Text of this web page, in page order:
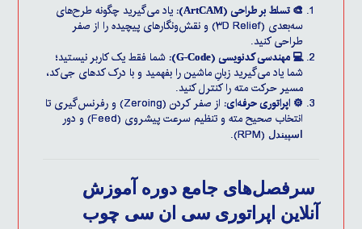
🎨 تسلط بر طراحی (ArtCAM
):یاد می‌گیرید چگونه طرح‌های
سه‌بعدی (۳D Relief) و نقش‌ونگارهای پیچیده را از صفر
طراحی کنید.
💻 مهندسی کدنویسی (G-Code
):شما فقط یک کاربر نیستید؛
شما یاد می‌گیرید زبانِ ماشین را بفهمید و با درک کدهای جی‌کد،
مسیر حرکت مته را کنترل کنید.
⚙️ اپراتوری حرفه‌ای:
از صفر کردن (Zeroing) و رفرنس‌گیری تا
انتخاب صحیح مته و تنظیم سرعت پیشروی (Feed) و دور
اسپیندل (RPM).
سرفصل‌های جامع دوره آموزش
آنلاین اپراتوری سی ان سی چوب